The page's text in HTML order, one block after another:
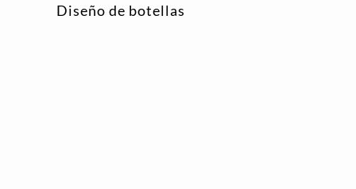
Diseño de botellas